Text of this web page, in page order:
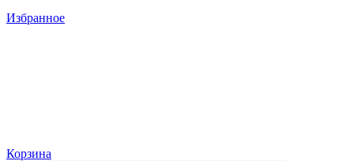
Избранное
Корзина